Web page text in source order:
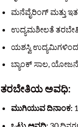
ಮನೆವೈರಿಂಗ್ ಮತ್ತು
ಉದ್ಯಮಶೀಲತೆ ತರಬೇತಿ,
ಯಶಸ್ವಿ
ಬ್ಯಾಂಕ್ ಸಾಲ, ಯೋಜನೆ
ತರಬೇತಿಯ ಅವಧಿ:
ಮುಗಿಯುವ ದಿನಾಂಕ:
ಒಟ್ಟು ಅವಧಿ:30